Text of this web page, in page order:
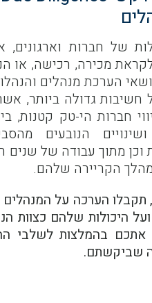
של חברות
מכירה, רכישה, או
הערכת מנהלים
חשיבות גדולה ביותר,
חברות הי-טק קטנות,
הנובעים
וכן מתוך עבודה של
הקריירה שלהם.
תקבלו הערכה על
ועל היכולות שלהם כצוות
אתכם בהמלצות לשלבי
שביקשתם.